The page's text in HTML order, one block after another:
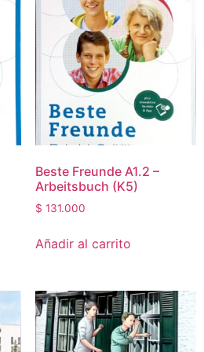
Beste Freunde A1.2 –
Arbeitsbuch (K5)
$ 131.000
Añadir al carrito